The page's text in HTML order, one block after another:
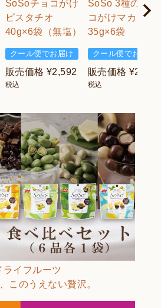
SoSoチョコがけ
ピスタチオ
40g×6袋（無塩）
クール便でお届け
販売価格 ¥2,592
税込
SoSo 3種のチョ
コがけマカダミ
35g×6袋
クール便でお届け
販売価格 ¥2,592
税込
イフルーツ
このうえない贅沢。